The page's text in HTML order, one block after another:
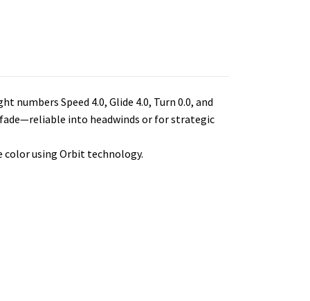
Speed 4.0, Glide 4.0, Turn 0.0, and
into headwinds or for strategic
color using Orbit technology.